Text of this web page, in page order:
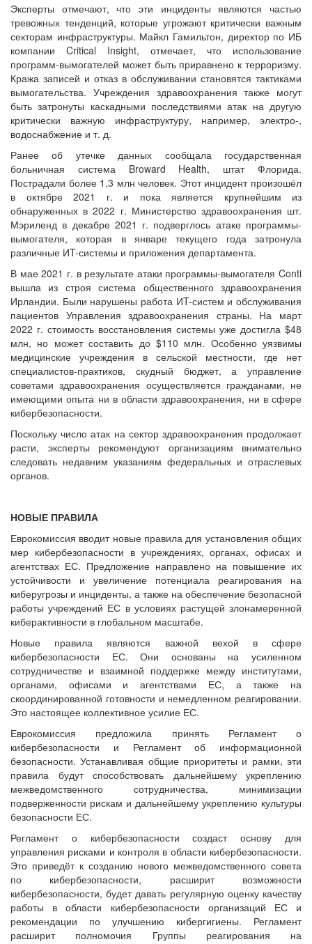
Эксперты отмечают, что эти инциденты являются частью
тревожных тенденций, которые угрожают критически важным
секторам инфраструктуры. Майкл Гамильтон, директор по ИБ
компании Critical Insight, отмечает, что использование
программ-вымогателей может быть приравнено к терроризму.
Кража записей и отказ в обслуживании становятся тактиками
вымогательства. Учреждения здравоохранения также могут
быть затронуты каскадными последствиями атак на другую
критически важную инфраструктуру, например, электро-,
водоснабжение и т. д.
Ранее об утечке данных сообщала государственная
больничная система Broward Health, штат Флорида.
Пострадали более 1,3 млн человек. Этот инцидент произошёл
в октябре 2021 г. и пока является крупнейшим из
обнаруженных в 2022 г. Министерство здравоохранения шт.
Мэриленд в декабре 2021 г. подверглось атаке программы-
вымогателя, которая в январе текущего года затронула
различные ИT-системы и приложения департамента.
В мае 2021 г. в результате атаки программы-вымогателя Conti
вышла из строя система общественного здравоохранения
Ирландии. Были нарушены работа ИT-систем и обслуживания
пациентов Управления здравоохранения страны. На март
2022 г. стоимость восстановления системы уже достигла $48
млн, но может составить до $110 млн. Особенно уязвимы
медицинские учреждения в сельской местности, где нет
специалистов-практиков, скудный бюджет, а управление
советами здравоохранения осуществляется гражданами, не
имеющими опыта ни в области здравоохранения, ни в сфере
кибербезопасности.
Поскольку число атак на сектор здравоохранения продолжает
расти, эксперты рекомендуют организациям внимательно
следовать недавним указаниям федеральных и отраслевых
органов.
НОВЫЕ ПРАВИЛА
Еврокомиссия вводит новые правила для установления общих
мер кибербезопасности в учреждениях, органах, офисах и
агентствах ЕС. Предложение направлено на повышение их
устойчивости и увеличение потенциала реагирования на
киберугрозы и инциденты, а также на обеспечение безопасной
работы учреждений ЕС в условиях растущей злонамеренной
киберактивности в глобальном масштабе.
Новые правила являются важной вехой в сфере
кибербезопасности ЕС. Они основаны на усиленном
сотрудничестве и взаимной поддержке между институтами,
органами, офисами и агентствами ЕС, а также на
скоординированной готовности и немедленном реагировании.
Это настоящее коллективное усилие ЕС.
Еврокомиссия предложила принять Регламент о
кибербезопасности и Регламент об информационной
безопасности. Устанавливая общие приоритеты и рамки, эти
правила будут способствовать дальнейшему укреплению
межведомственного сотрудничества, минимизации
подверженности рискам и дальнейшему укреплению культуры
безопасности ЕС.
Регламент о кибербезопасности создаст основу для
управления рисками и контроля в области кибербезопасности.
Это приведёт к созданию нового межведомственного совета
по кибербезопасности, расширит возможности
кибербезопасности, будет давать регулярную оценку качеству
работы в области кибербезопасности организаций ЕС и
рекомендации по улучшению кибергигиены. Регламент
расширит полномочия Группы реагирования на